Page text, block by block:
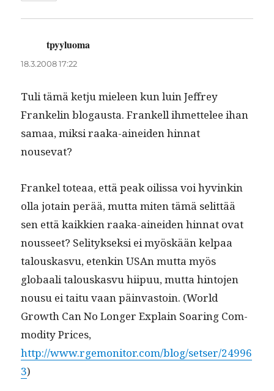
tpyyluoma
18.3.2008 17:22
Tuli tämä ketju mieleen kun luin Jef­frey
Franke­lin blo­gaus­ta. Frankell ihmettelee ihan
samaa, mik­si raa­ka-ainei­den hin­nat
nousevat?
Frankel toteaa, että peak oilis­sa voi hyvinkin
olla jotain perää, mut­ta miten tämä selit­tää
sen että kaikkien raa­ka-ainei­den hin­nat ovat
nousseet? Seli­tyk­sek­si ei myöskään kel­paa
talouskasvu, etenkin USAn mut­ta myös
globaali talouskasvu hiipuu, mut­ta hin­to­jen
nousu ei taitu vaan päin­vas­toin. (World
Growth Can No Longer Explain Soar­ing Com­
mod­i­ty Prices,
http://www.rgemonitor.com/blog/setser/24996
3)